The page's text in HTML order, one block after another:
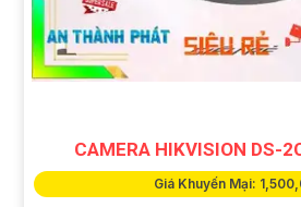
CAMERA HIKVISION DS-
Giá Khuyến Mại: